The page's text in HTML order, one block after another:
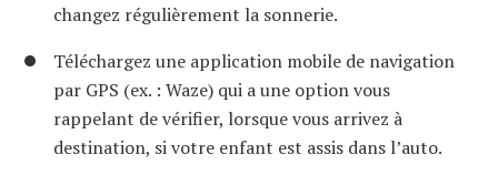
changez régulièrement la sonnerie.
Téléchargez une application mobile de navigation
par GPS (ex. : Waze) qui a une option vous
rappelant de vérifier, lorsque vous arrivez à
destination, si votre enfant est assis dans l’auto.